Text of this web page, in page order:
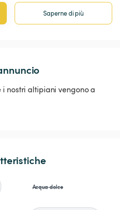
Saperne di più
nostri altipiani vengono a
Acqua dolce